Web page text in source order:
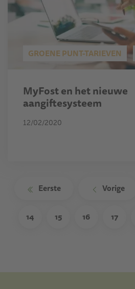
GROENE PUNT-TARIEVEN
MyFost en het nieuwe
aangiftesysteem
12/02/2020
PagineringEerste Vorige
14 15 16 17